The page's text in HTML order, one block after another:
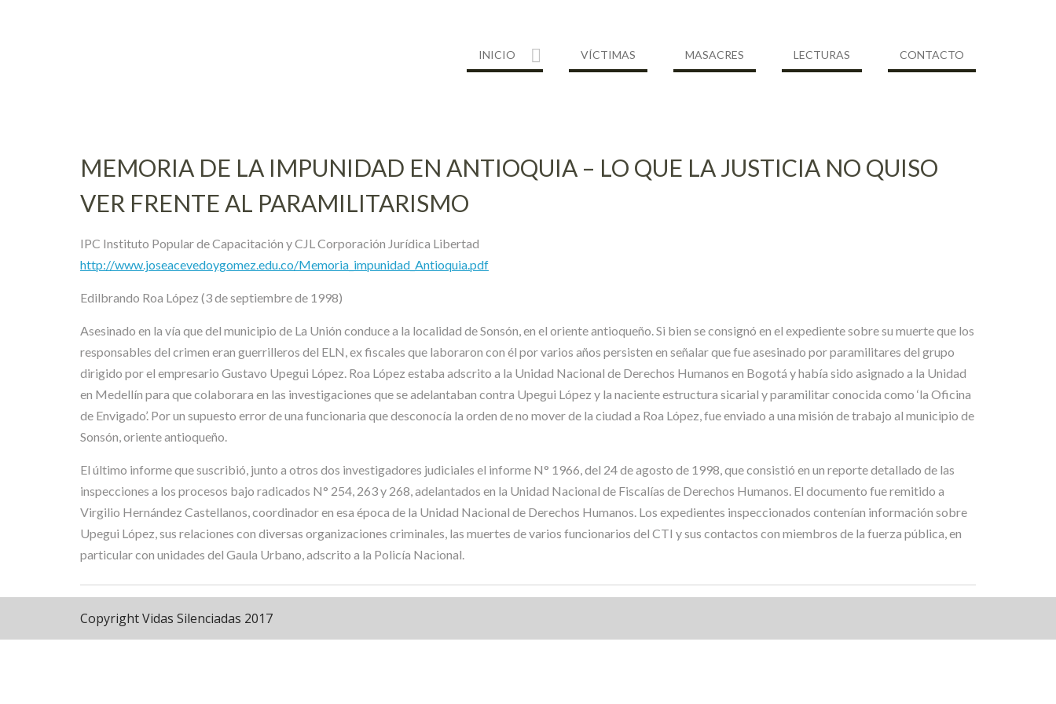
INICIO VÍCTIMAS MASACRES LECTURAS CONTACTO
MEMORIA DE LA IMPUNIDAD EN ANTIOQUIA – LO QUE LA JUSTICIA NO QUISO
VER FRENTE AL PARAMILITARISMO
IPC Instituto Popular de Capacitación y CJL Corporación Jurídica Libertad
http://www.joseacevedoygomez.edu.co/Memoria_impunidad_Antioquia.pdf
Edilbrando Roa López (3 de septiembre de 1998)
Asesinado en la vía que del municipio de La Unión conduce a la localidad de Sonsón, en el oriente antioqueño. Si bien se consignó en el expediente sobre su muerte que los
responsables del crimen eran guerrilleros del ELN, ex fiscales que laboraron con él por varios años persisten en señalar que fue asesinado por paramilitares del grupo
dirigido por el empresario Gustavo Upegui López. Roa López estaba adscrito a la Unidad Nacional de Derechos Humanos en Bogotá y había sido asignado a la Unidad
en Medellín para que colaborara en las investigaciones que se adelantaban contra Upegui López y la naciente estructura sicarial y paramilitar conocida como ‘la Oficina
de Envigado’. Por un supuesto error de una funcionaria que desconocía la orden de no mover de la ciudad a Roa López, fue enviado a una misión de trabajo al municipio de
Sonsón, oriente antioqueño.
El último informe que suscribió, junto a otros dos investigadores judiciales el informe N° 1966, del 24 de agosto de 1998, que consistió en un reporte detallado de las
inspecciones a los procesos bajo radicados N° 254, 263 y 268, adelantados en la Unidad Nacional de Fiscalías de Derechos Humanos. El documento fue remitido a
Virgilio Hernández Castellanos, coordinador en esa época de la Unidad Nacional de Derechos Humanos. Los expedientes inspeccionados contenían información sobre
Upegui López, sus relaciones con diversas organizaciones criminales, las muertes de varios funcionarios del CTI y sus contactos con miembros de la fuerza pública, en
particular con unidades del Gaula Urbano, adscrito a la Policía Nacional.
Copyright Vidas Silenciadas 2017